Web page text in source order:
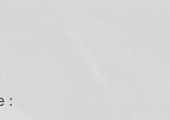
: